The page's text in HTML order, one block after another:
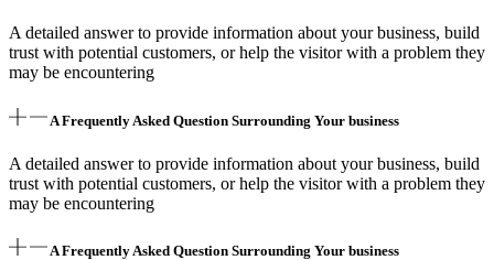
A detailed answer to provide information about your business, build
trust with potential customers, or help the visitor with a problem they
may be encountering
A Frequently Asked Question Surrounding Your business
A detailed answer to provide information about your business, build
trust with potential customers, or help the visitor with a problem they
may be encountering
A Frequently Asked Question Surrounding Your business